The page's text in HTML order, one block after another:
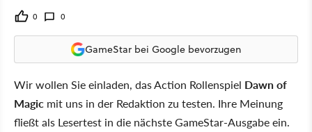
0 0
GameStar bei Google bevorzugen
Wir wollen Sie einladen, das Action Rollenspiel Dawn of
Magic mit uns in der Redaktion zu testen. Ihre Meinung
fließt als Lesertest in die nächste GameStar-Ausgabe ein.